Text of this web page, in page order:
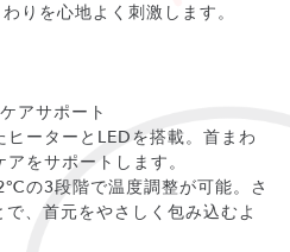
りを心地よく刺激します。
アサポート
ーターとLEDを搭載。首まわ
をサポートします。
3段階で温度調整が可能。さ
、首元をやさしく包み込むよ